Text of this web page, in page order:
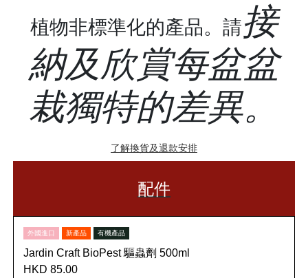
植物非標準化的產品。請接
納及欣賞每盆盆
栽獨特的差異。
了解換貨及退款安排
配件
外國進口 新產品 有機產品
Jardin Craft BioPest 驅蟲劑 500ml
HKD 85.00